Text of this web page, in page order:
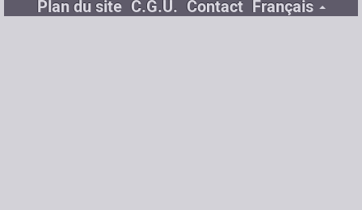
Plan du site C.G.U. Contact Français